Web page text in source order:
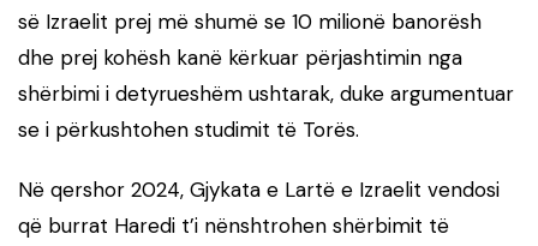
së Izraelit prej më shumë se 10 milionë banorësh
dhe prej kohësh kanë kërkuar përjashtimin nga
shërbimi i detyrueshëm ushtarak, duke argumentuar
se i përkushtohen studimit të Torës.
Në qershor 2024, Gjykata e Lartë e Izraelit vendosi
që burrat Haredi t’i nënshtrohen shërbimit të